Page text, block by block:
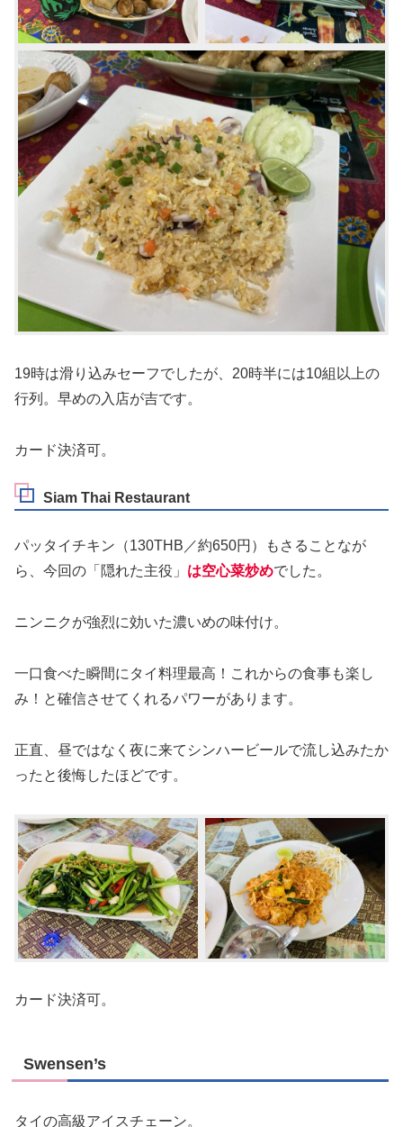
19時は滑り込みセーフでしたが、20時半には10組以上の
行列。早めの入店が吉です。
カード決済可。
Siam Thai Restaurant
パッタイチキン（130THB／約650円）もさることなが
ら、今回の「隠れた主役」 は空心菜炒めでした。
ニンニクが強烈に効いた濃いめの味付け。
一口食べた瞬間にタイ料理最高！これからの食事も楽し
み！と確信させてくれるパワーがあります。
正直、昼ではなく夜に来てシンハービールで流し込みたか
ったと後悔したほどです。
カード決済可。
Swensen’s
タイの高級アイスチェーン。